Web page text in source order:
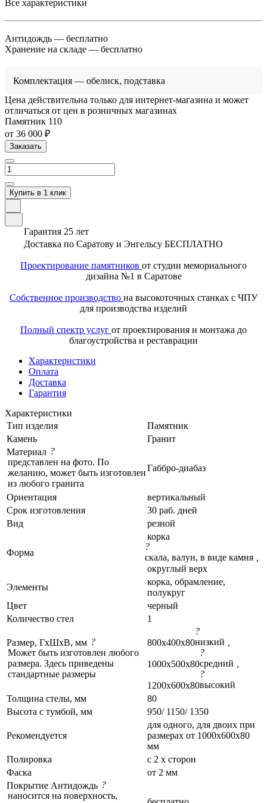
Все характеристики
Антидождь — бесплатно
Хранение на складе — бесплатно
Комплектация — обелиск, подставка
Цена действительна только для интернет-магазина и может
отличаться от цен в розничных магазинах
Памятник 110
от 36 000 ₽
Заказать
Купить в 1 клик
Гарантия 25 лет
Доставка по Саратову и Энгельсу БЕСПЛАТНО
Проектирование памятников от студии мемориального
дизайна №1 в Саратове
Собственное производство на высокоточных станках с ЧПУ
для производства изделий
Полный спектр услуг от проектирования и монтажа до
благоустройства и реставрации
Характеристики
Оплата
Доставка
Гарантия
Характеристики
Тип изделия
Памятник
Камень
Гранит
Материал ?
представлен на фото. По
желанию, может быть изготовлен
из любого гранита
Габбро-диабаз
Ориентация
вертикальный
Срок изготовления
30 раб. дней
Вид
резной
Форма
корка
?
скала, валун, в виде камня ,
округлый верх
Элементы
корка, обрамление,
полукруг
Цвет
черный
Количество стел
1
Размер, ГxШxВ, мм ?
Может быть изготовлен любого
размера. Здесь приведены
стандартные размеры
800x400x80
?
низкий ,
1000x500x80
?
средний ,
1200x600x80
?
высокий
Толщина стелы, мм
80
Высота с тумбой, мм
950/ 1150/ 1350
Рекомендуется
для одного, для двоих при
размерах от 1000x600x80
мм
Полировка
с 2 х сторон
Фаска
от 2 мм
Покрытие Антидождь ?
наносится на поверхность,